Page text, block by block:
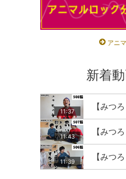
アニ
新着
11:37
11:43
11:39